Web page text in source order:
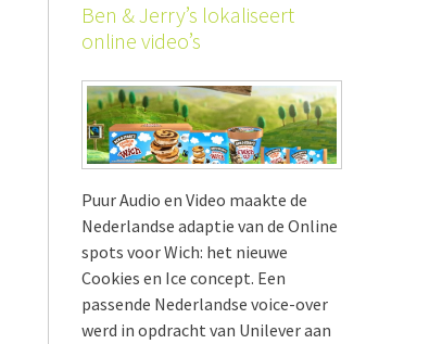
Ben & Jerry’s lokaliseert
online video’s
Puur Audio en Video maakte de
Nederlandse adaptie van de Online
spots voor Wich: het nieuwe
Cookies en Ice concept. Een
passende Nederlandse voice-over
werd in opdracht van Unilever aan